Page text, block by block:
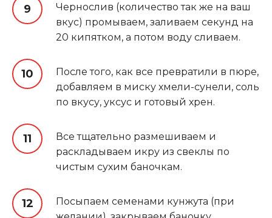
Чернослив (количество так же на ваш
вкус) промываем, заливаем секунд на
20 кипятком, а потом воду сливаем.
После того, как все превратили в пюре,
добавляем в миску хмели-сунели, соль
по вкусу, уксус и готовый хрен.
Все тщательно размешиваем и
раскладываем икру из свеклы по
чистым сухим баночкам.
Посыпаем семенами кунжута (при